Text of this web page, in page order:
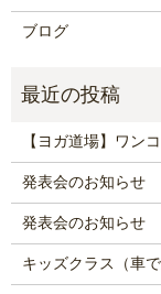
ブログ
【ヨガ道場】ワン
発表会のお知らせ
発表会のお知らせ
キッズクラス（車